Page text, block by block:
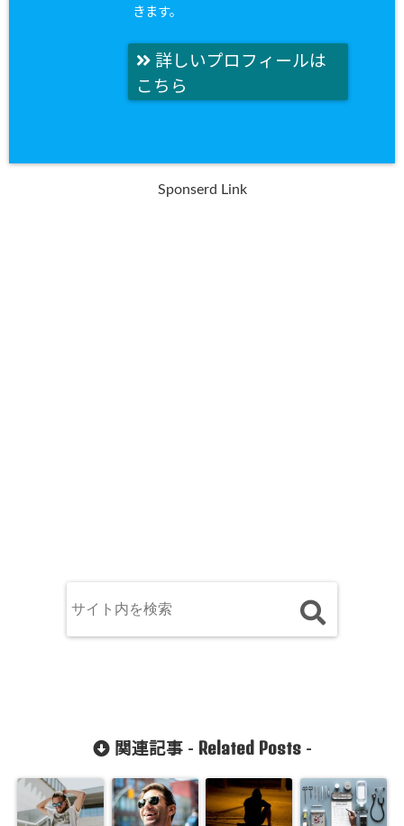
きます。
詳しいプロフィールは
こちら
Sponserd Link
関連記事 - Related Posts-